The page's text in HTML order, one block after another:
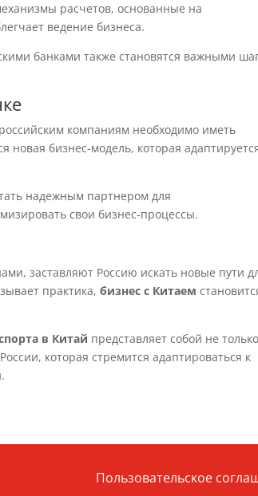
расчетов, основанные на
ведение бизнеса.
банками также становятся важными
российским компаниям необходимо иметь
новая бизнес-модель, которая
надежным партнером для
свои бизнес-процессы.
заставляют Россию искать новые пути
практика,бизнес с Китаем
в Китай представляет собой не только
которая стремится адаптироваться к
Пользовательское